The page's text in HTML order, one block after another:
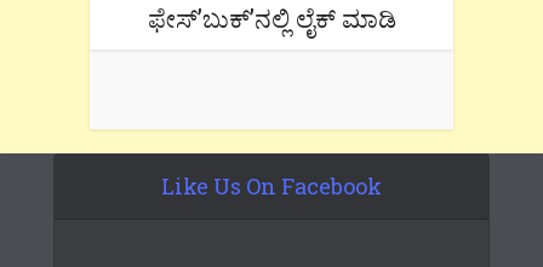
ಫೇಸ್’ಬುಕ್’ನಲ್ಲಿ ಲೈಕ್ ಮಾಡಿ
Like Us On Facebook